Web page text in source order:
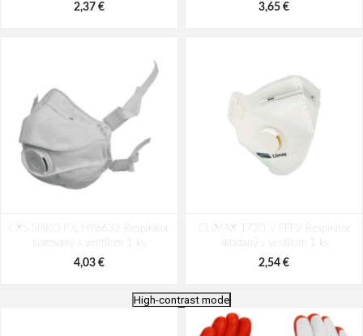
2,37 € 3,65 €
CXS SPIRO P3, HY8632 Respirátor
tvarovaný s ventilom 1 ks
4,03 €
CLIMAX 1720 V FFP2 Respirátor
skladaný s ventilom 1 ks
2,54 €
High-contrast mode